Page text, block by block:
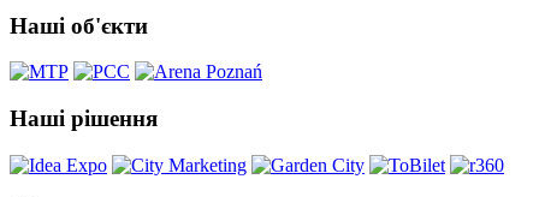
Наші об'єкти
Наші рішення